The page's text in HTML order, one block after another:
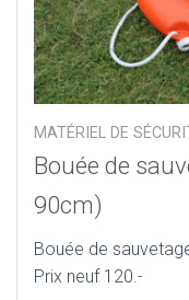
MATÉRIEL DE
Bouée de
90cm)
Bouée de
Prix neuf 120.-